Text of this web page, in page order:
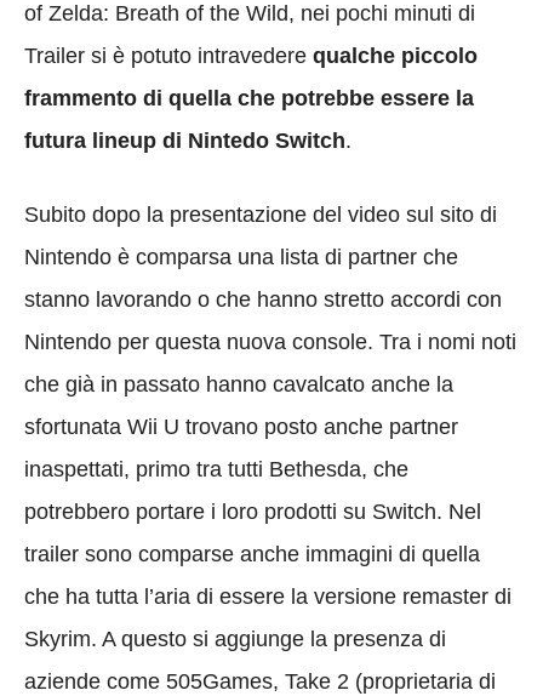
of Zelda: Breath of the Wild, nei pochi minuti di
Trailer si è potuto intravedere qualche piccolo
frammento di quella che potrebbe essere la
futura lineup di Nintedo Switch.
Subito dopo la presentazione del video sul sito di
Nintendo è comparsa una lista di partner che
stanno lavorando o che hanno stretto accordi con
Nintendo per questa nuova console. Tra i nomi noti
che già in passato hanno cavalcato anche la
sfortunata Wii U trovano posto anche partner
inaspettati, primo tra tutti Bethesda, che
potrebbero portare i loro prodotti su Switch. Nel
trailer sono comparse anche immagini di quella
che ha tutta l’aria di essere la versione remaster di
Skyrim. A questo si aggiunge la presenza di
aziende come 505Games, Take 2 (proprietaria di